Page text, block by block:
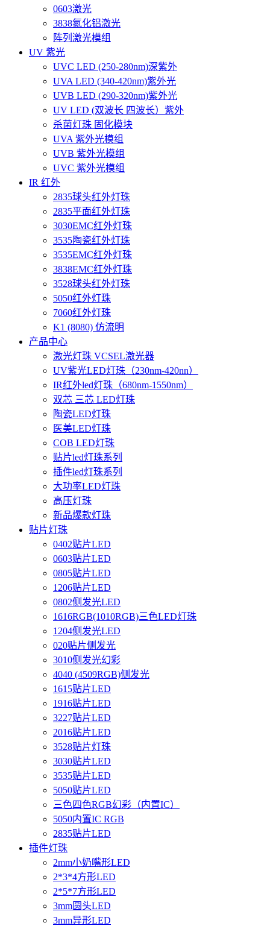
0603激光
3838氮化铝激光
阵列激光模组
UV 紫光
UVC LED (250-280nm)深紫外
UVA LED (340-420nm)紫外光
UVB LED (290-320nm)紫外光
UV LED (双波长 四波长）紫外
杀菌灯珠 固化模块
UVA 紫外光模组
UVB 紫外光模组
UVC 紫外光模组
IR 红外
2835球头红外灯珠
2835平面红外灯珠
3030EMC红外灯珠
3535陶瓷红外灯珠
3535EMC红外灯珠
3838EMC红外灯珠
3528球头红外灯珠
5050红外灯珠
7060红外灯珠
K1 (8080) 仿流明
产品中心
激光灯珠 VCSEL激光器
UV紫光LED灯珠（230nm-420nn）
IR红外led灯珠（680nm-1550nm）
双芯 三芯 LED灯珠
陶瓷LED灯珠
医美LED灯珠
COB LED灯珠
贴片led灯珠系列
插件led灯珠系列
大功率LED灯珠
高压灯珠
新品爆款灯珠
贴片灯珠
0402贴片LED
0603贴片LED
0805贴片LED
1206贴片LED
0802侧发光LED
1616RGB(1010RGB)三色LED灯珠
1204侧发光LED
020贴片侧发光
3010侧发光幻彩
4040 (4509RGB)侧发光
1615贴片LED
1916贴片LED
3227贴片LED
2016贴片LED
3528贴片灯珠
3030贴片LED
3535贴片LED
5050贴片LED
三色四色RGB幻彩（内置IC）
5050内置IC RGB
2835贴片LED
插件灯珠
2mm小奶嘴形LED
2*3*4方形LED
2*5*7方形LED
3mm圆头LED
3mm异形LED